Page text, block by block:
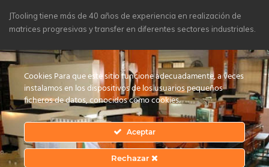
JTooling tiene más de 40 años de experiencia en realización de
matrices progresivas y transfer en diferentes sectores industriales.
CERTIFICADOS
Cookies Para que este sitio funcione adecuadamente, a veces
instalamos en los dispositivos de los usuarios pequeños
ficheros de datos, conocidos como cookies.
Aceptar
Rechazar